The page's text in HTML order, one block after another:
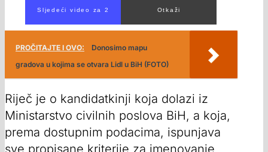
PROČITAJTE I OVO:
Donosimo mapu
gradova u kojima se otvara Lidl u BiH (FOTO)
Riječ je o kandidatkinji koja dolazi iz
Ministarstvo civilnih poslova BiH, a koja,
prema dostupnim podacima, ispunjava
sve propisane kriterije za imenovanje.